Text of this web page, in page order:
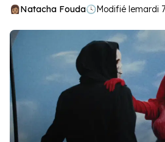
Natacha Fouda🕓Modifié lemardi